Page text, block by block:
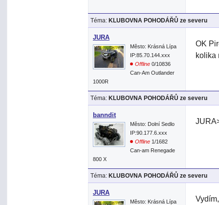
Téma: KLUBOVNA POHODÁŘŮ ze severu
JURA
Město: Krásná Lípa
IP:85.70.144.xxx
Offline 0/10836
Can-Am Outlander
1000R
OK
kolika
Téma: KLUBOVNA POHODÁŘŮ ze severu
banndit
Město: Dolní Sedlo
IP:90.177.6.xxx
Offline 1/1682
Can-am Renegade
800 X
Téma: KLUBOVNA POHODÁŘŮ ze severu
JURA
Město: Krásná Lípa